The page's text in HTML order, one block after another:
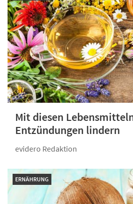
Mit diesen
Entzündungen lindern
evidero Redaktion
ERNÄHRUNG